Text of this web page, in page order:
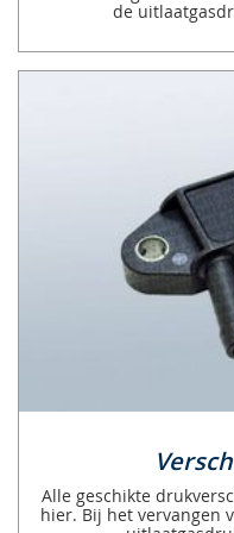
de
Alle geschikte
hier. Bij het vervangen